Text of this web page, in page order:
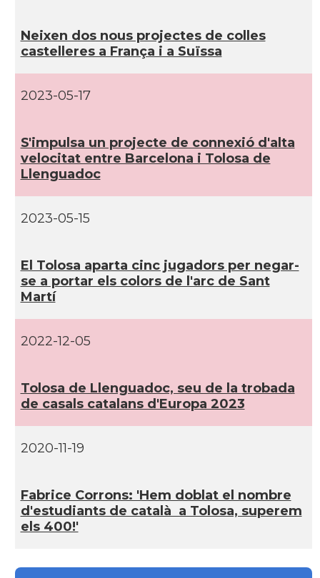
Ambaixada Ambaixada espanyola a França
Castells
Neixen dos nous projectes de colles
castelleres a França i a Suïssa
2023-05-17
S'impulsa un projecte de connexió d'alta
velocitat entre Barcelona i Tolosa de
Llenguadoc
2023-05-15
El Tolosa aparta cinc jugadors per negar-
se a portar els colors de l'arc de Sant
Martí­
2022-12-05
Tolosa de Llenguadoc, seu de la trobada
de casals catalans d'Europa 2023
2020-11-19
Fabrice Corrons: 'Hem doblat el nombre
d'estudiants de català a Tolosa, superem
els 400!'